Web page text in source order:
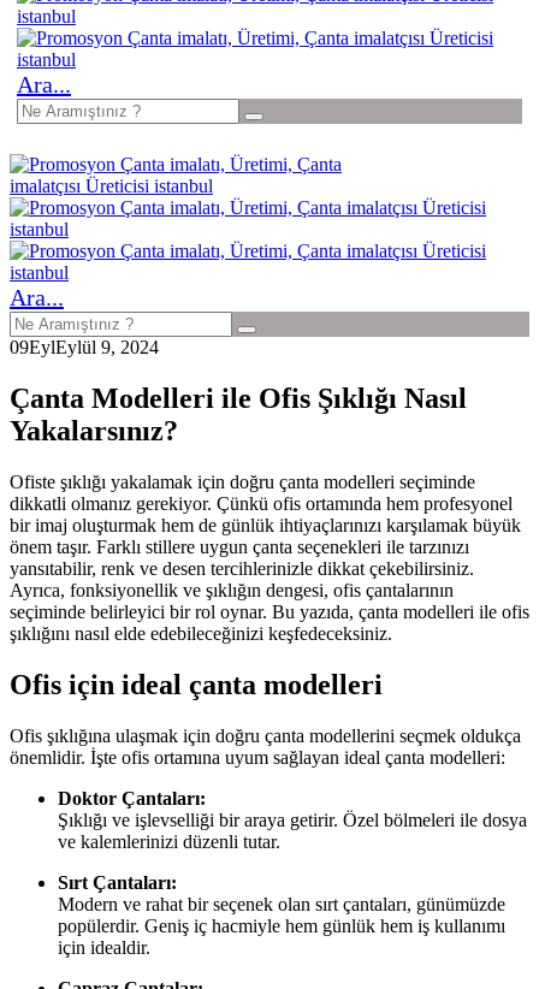
Ara...
Ara...
09EylEylül 9, 2024
Çanta Modelleri ile Ofis Şıklığı Nasıl
Yakalarsınız?
Ofiste şıklığı yakalamak için doğru çanta modelleri seçiminde
dikkatli olmanız gerekiyor. Çünkü ofis ortamında hem profesyonel
bir imaj oluşturmak hem de günlük ihtiyaçlarınızı karşılamak büyük
önem taşır. Farklı stillere uygun çanta seçenekleri ile tarzınızı
yansıtabilir, renk ve desen tercihlerinizle dikkat çekebilirsiniz.
Ayrıca, fonksiyonellik ve şıklığın dengesi, ofis çantalarının
seçiminde belirleyici bir rol oynar. Bu yazıda, çanta modelleri ile ofis
şıklığını nasıl elde edebileceğinizi keşfedeceksiniz.
Ofis için ideal çanta modelleri
Ofis şıklığına ulaşmak için doğru çanta modellerini seçmek oldukça
önemlidir. İşte ofis ortamına uyum sağlayan ideal çanta modelleri:
Doktor Çantaları:
Şıklığı ve işlevselliği bir araya getirir. Özel bölmeleri ile dosya
ve kalemlerinizi düzenli tutar.
Sırt Çantaları:
Modern ve rahat bir seçenek olan sırt çantaları, günümüzde
popülerdir. Geniş iç hacmiyle hem günlük hem iş kullanımı
için idealdir.